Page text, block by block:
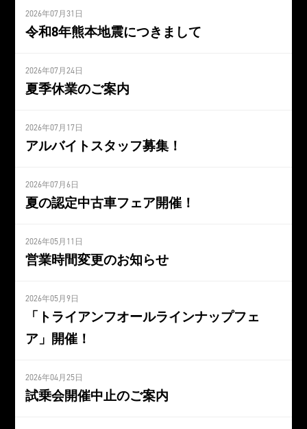
2026年07月31日
令和8年熊本地震につきまして
2026年07月24日
夏季休業のご案内
2026年07月17日
アルバイトスタッフ募集！
2026年07月6日
夏の認定中古車フェア開催！
2026年05月11日
営業時間変更のお知らせ
2026年05月9日
「トライアンフオールラインナップフェ
ア」開催！
2026年04月25日
試乗会開催中止のご案内